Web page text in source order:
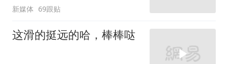
新媒体 69跟贴
这滑的挺远的哈，棒棒哒